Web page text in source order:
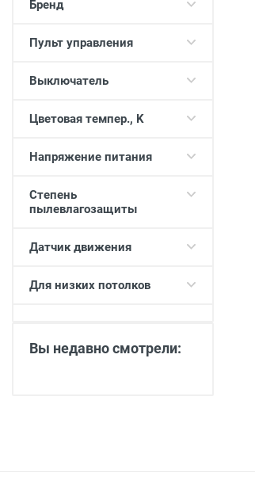
Бренд
Пульт управления
Выключатель
Цветовая темпер., K
Напряжение питания
Степень
пылевлагозащиты
Датчик движения
Для низких потолков
Вы недавно смотрели: